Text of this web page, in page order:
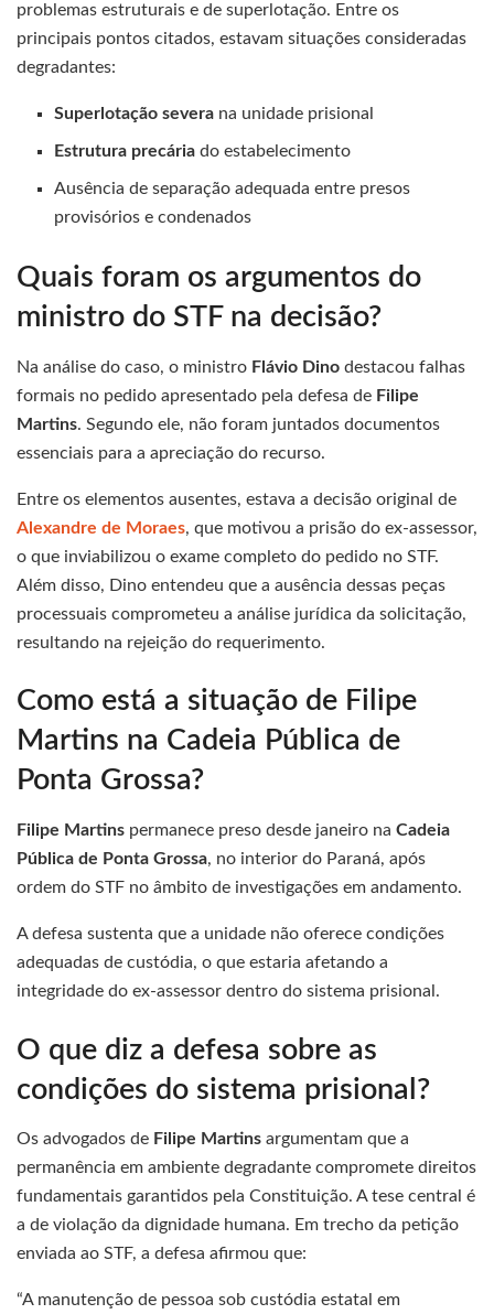
problemas estruturais e de superlotação. Entre os
principais pontos citados, estavam situações consideradas
degradantes:
Superlotação severa na unidade prisional
Estrutura precária do estabelecimento
Ausência de separação adequada entre presos
provisórios e condenados
Quais foram os argumentos do
ministro do STF na decisão?
Na análise do caso, o ministro Flávio Dino destacou falhas
formais no pedido apresentado pela defesa de Filipe
Martins. Segundo ele, não foram juntados documentos
essenciais para a apreciação do recurso.
Entre os elementos ausentes, estava a decisão original de
Alexandre de Moraes, que motivou a prisão do ex-assessor,
o que inviabilizou o exame completo do pedido no STF.
Além disso, Dino entendeu que a ausência dessas peças
processuais comprometeu a análise jurídica da solicitação,
resultando na rejeição do requerimento.
Como está a situação de Filipe
Martins na Cadeia Pública de
Ponta Grossa?
Filipe Martins permanece preso desde janeiro na Cadeia
Pública de Ponta Grossa, no interior do Paraná, após
ordem do STF no âmbito de investigações em andamento.
A defesa sustenta que a unidade não oferece condições
adequadas de custódia, o que estaria afetando a
integridade do ex-assessor dentro do sistema prisional.
O que diz a defesa sobre as
condições do sistema prisional?
Os advogados de Filipe Martins argumentam que a
permanência em ambiente degradante compromete direitos
fundamentais garantidos pela Constituição. A tese central é
a de violação da dignidade humana. Em trecho da petição
enviada ao STF, a defesa afirmou que:
“A manutenção de pessoa sob custódia estatal em